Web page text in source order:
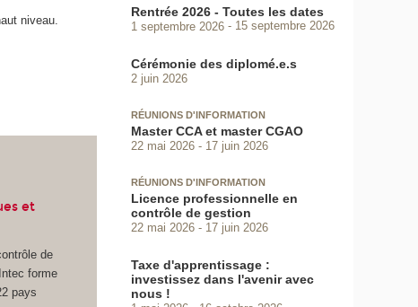
niveau.
et
de
forme
pays
Rentrée 2026 - Toutes les dates
1 septembre 2026 15 septembre 2026
Cérémonie des diplomé.e.s
2 juin 2026
RÉUNIONS D'INFORMATION
Master CCA et master CGAO
22 mai 2026 17 juin 2026
RÉUNIONS D'INFORMATION
Licence professionnelle en
contrôle de gestion
22 mai 2026 17 juin 2026
Taxe d'apprentissage :
investissez dans l'avenir avec
nous !